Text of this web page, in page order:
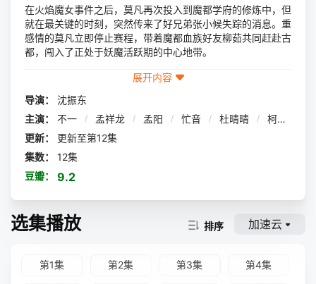
在火焰魔女事件之后，莫凡再次投入到魔都学府的修炼中，但
就在最关键的时刻，突然传来了好兄弟张小候失踪的消息。重
感情的莫凡立即停止赛程，带着魔都血族好友柳茹共同赶赴古
都，闯入了正处于妖魔活跃期的中心地带。
展开内容
导演：
沈振东
主演：
不一 / 孟祥龙 / 孟阳 / 忙音 / 杜晴晴 / 柯暮卿
更新：
更新至第12集
集数：
12集
豆瓣：
9.2
选集播放 排序 加速云
第1集 第2集 第3集 第4集